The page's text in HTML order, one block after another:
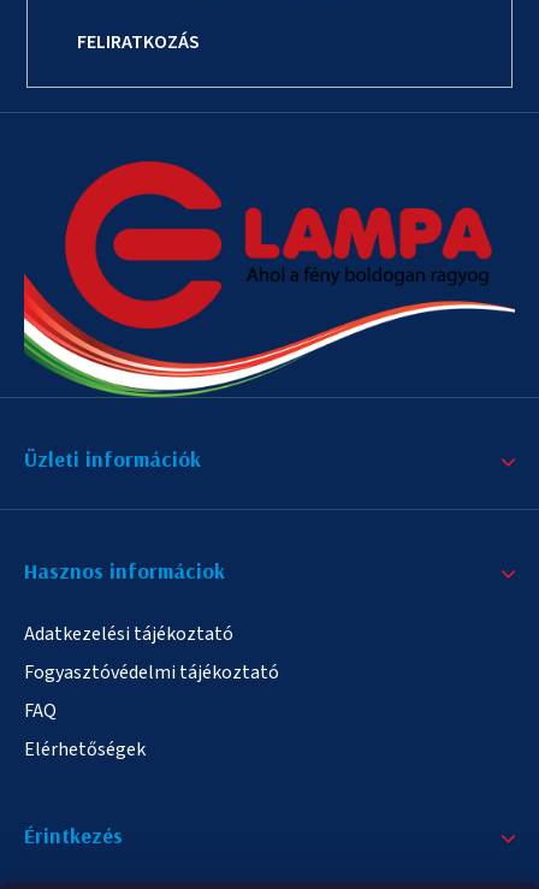
FELIRATKOZÁS
Üzleti információk
Hasznos informáciok
Adatkezelési tájékoztató
Fogyasztóvédelmi tájékoztató
FAQ
Elérhetőségek
Érintkezés